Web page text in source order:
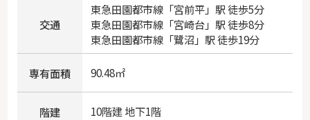
交通
東急田園都市線「宮前平」駅 徒歩5分
東急田園都市線「宮崎台」駅 徒歩8分
東急田園都市線「鷺沼 」駅 徒歩19分
専有面積 90.48㎡
階建 10階建 地下1階